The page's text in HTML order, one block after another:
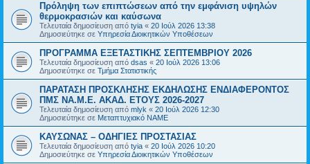
Πρόληψη των επιπτώσεων από την εμφάνιση υψηλών
θερμοκρασιών και καύσωνα
Τελευταία δημοσίευση από tyia « 20 Ιούλ 2026 13:38
Δημοσιεύτηκε σε Υπηρεσία Διοικητικών Υποθέσεων
ΠΡΟΓΡΑΜΜΑ ΕΞΕΤΑΣΤΙΚΗΣ ΣΕΠΤΕΜΒΡΙΟΥ 2026
Τελευταία δημοσίευση από dsas « 20 Ιούλ 2026 13:06
Δημοσιεύτηκε σε Τμήμα Στατιστικής
ΠΑΡΑΤΑΣΗ ΠΡΟΣΚΛΗΣΗΣ ΕΚΔΗΛΩΣΗΣ ΕΝΔΙΑΦΕΡΟΝΤΟΣ
ΠΜΣ ΝΑ.Μ.Ε. ΑΚΑΔ. ΕΤΟΥΣ 2026-2027
Τελευταία δημοσίευση από mlyk « 20 Ιούλ 2026 12:30
Δημοσιεύτηκε σε Μεταπτυχιακό ΝΑΜΕ
ΚΑΥΣΩΝΑΣ – ΟΔΗΓΙΕΣ ΠΡΟΣΤΑΣΙΑΣ
Τελευταία δημοσίευση από tyia « 20 Ιούλ 2026 10:20
Δημοσιεύτηκε σε Υπηρεσία Διοικητικών Υποθέσεων